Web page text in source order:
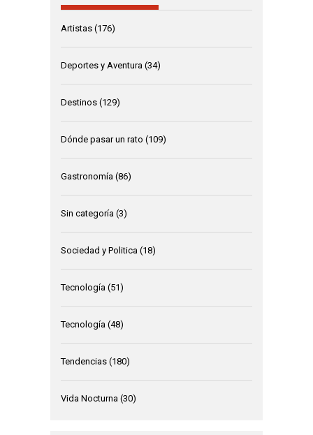
Artistas (176)
Deportes y Aventura (34)
Destinos (129)
Dónde pasar un rato (109)
Gastronomía (86)
Sin categoría (3)
Sociedad y Politica (18)
Tecnología (51)
Tecnología (48)
Tendencias (180)
Vida Nocturna (30)